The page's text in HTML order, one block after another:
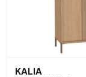
KALIA